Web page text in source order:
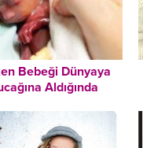
Bebeği Dünyaya
Aldığında